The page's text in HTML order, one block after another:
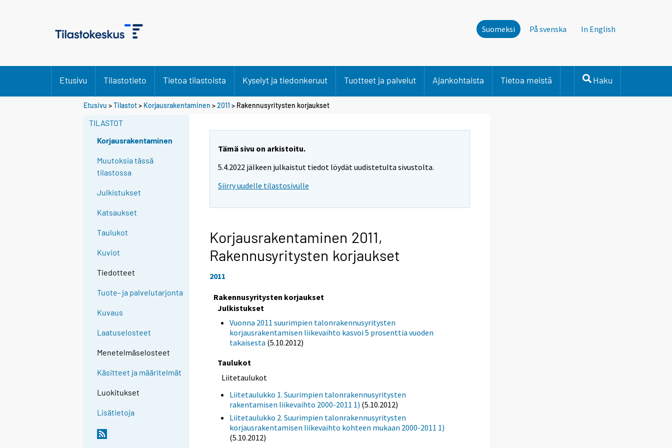
Suomeksi På svenska In English
Etusivu Tilastotieto Tietoa tilastoista Kyselyt ja tiedonkeruut Tuotteet ja palvelut Ajankohtaista Tietoa meistä Haku
Etusivu >Tilastot> Korjausrakentaminen >2011 > Rakennusyritysten korjaukset
TILASTOT
Korjausrakentaminen
Muutoksia tässä
tilastossa
Julkistukset
Katsaukset
Taulukot
Kuviot
Tiedotteet
Tuote- ja palvelutarjonta
Kuvaus
Laatuselosteet
Menetelmäselosteet
Käsitteet ja määritelmät
Luokitukset
Lisätietoja
Tämä sivu on arkistoitu.
5.4.2022 jälkeen julkaistut tiedot löydät uudistetulta sivustolta.
Siirry uudelle tilastosivulle
Korjausrakentaminen 2011,
Rakennusyritysten korjaukset
2011
Rakennusyritysten korjaukset
Julkistukset
Vuonna 2011 suurimpien talonrakennusyritysten
korjausrakentamisen liikevaihto kasvoi 5 prosenttia vuoden
takaisesta (5.10.2012)
Taulukot
Liitetaulukot
Liitetaulukko 1. Suurimpien talonrakennusyritysten
rakentamisen liikevaihto 2000-2011 1) (5.10.2012)
Liitetaulukko 2. Suurimpien talonrakennusyritysten
korjausrakentamisen liikevaihto kohteen mukaan 2000-2011 1)
(5.10.2012)